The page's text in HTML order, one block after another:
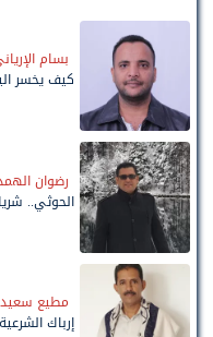
بسام
كيف يخسر
رضوان
الحوثي..
مطيع
إرباك